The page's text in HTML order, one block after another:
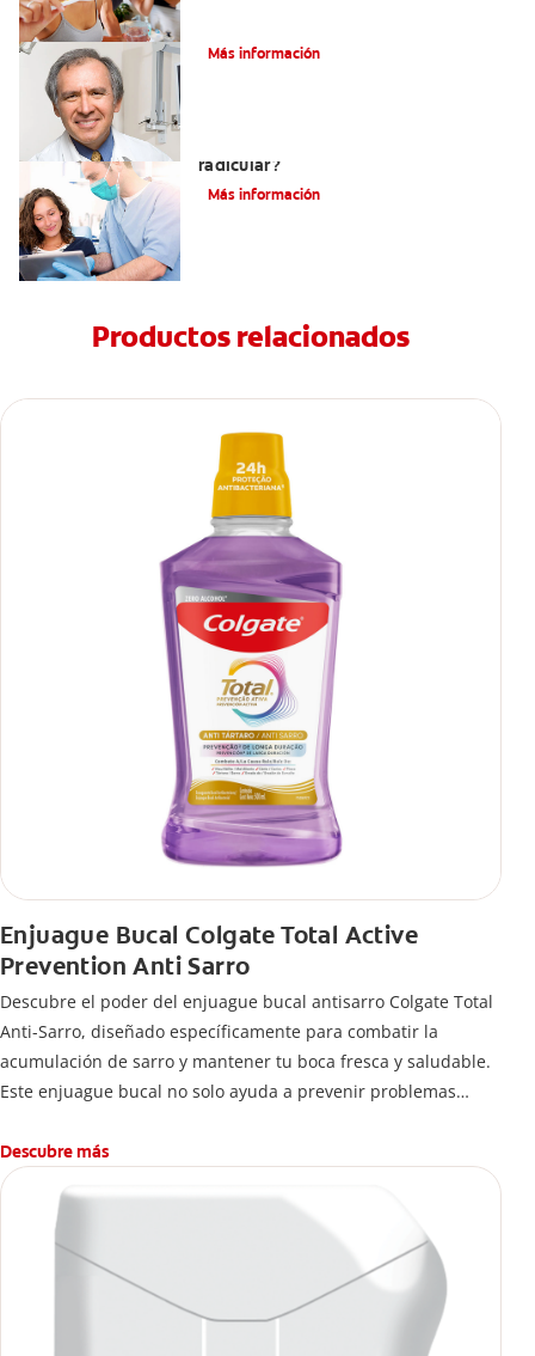
Más información
radicular?
Más información
Productos relacionados
Enjuague Bucal Colgate Total Active
Prevention Anti Sarro
Descubre el poder del enjuague bucal antisarro Colgate Total
Anti-Sarro, diseñado específicamente para combatir la
acumulación de sarro y mantener tu boca fresca y saludable.
Este enjuague bucal no solo ayuda a prevenir problemas
Descubre más